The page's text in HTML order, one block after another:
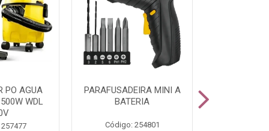
PO AGUA
WDL
PARAFUSADEIRA MINI A
BATERIA
Código: 254801